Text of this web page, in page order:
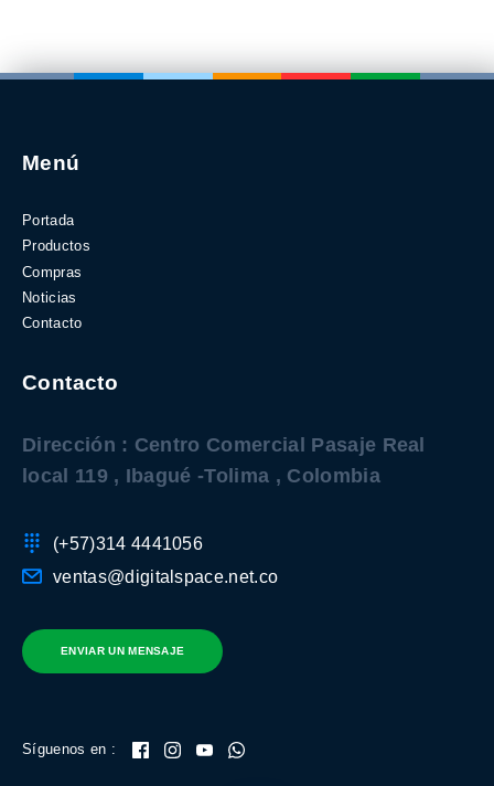
Menú
Portada
Productos
Compras
Noticias
Contacto
Contacto
Dirección : Centro Comercial Pasaje Real
local 119 , Ibagué -Tolima , Colombia
(+57)314 4441056
ventas@digitalspace.net.co
ENVIAR UN MENSAJE
Síguenos en :